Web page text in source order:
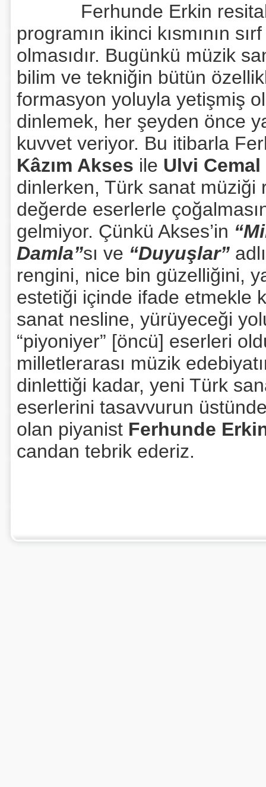
Ferhunde Erkin
programın ikinci kısmının
olmasıdır. Bugünkü müzik
bilim ve tekniğin bütün
formasyon yoluyla yetişmiş
dinlemek, her şeyden önce
kuvvet veriyor. Bu itibarla
Kâzım Akses ile Ulvi
dinlerken, Türk sanat müziği
değerde eserlerle
gelmiyor. Çünkü Akses’in
Damla”sı ve “Duyuşlar”
rengini, nice bin güzelliğini,
estetiği içinde ifade etmekle
sanat nesline, yürüyeceği
“piyoniyer” [öncü] eserleri
milletlerarası müzik
dinlettiği kadar, yeni Türk
eserlerini tasavvurun
olan piyanist Ferhunde
candan tebrik ederiz.